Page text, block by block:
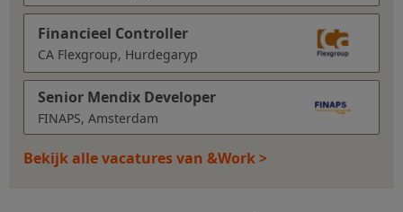
Financieel Controller
CA Flexgroup, Hurdegaryp
Senior Mendix Developer
FINAPS, Amsterdam
Bekijk alle vacatures van &Work >